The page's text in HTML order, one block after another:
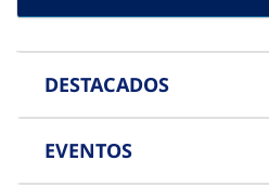
DESTACADOS
EVENTOS